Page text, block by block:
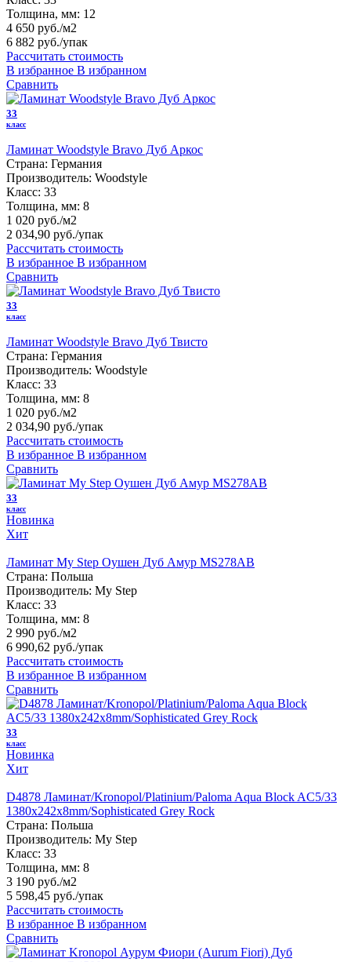
Толщина, мм: 12
4 650 руб./м2
6 882 руб./упак
Рассчитать стоимость
В избранное В избранном
Сравнить
33
класс
Ламинат Woodstyle Bravo Дуб Аркос
Страна: Германия
Производитель: Woodstyle
Класс: 33
Толщина, мм: 8
1 020 руб./м2
2 034,90 руб./упак
Рассчитать стоимость
В избранное В избранном
Сравнить
33
класс
Ламинат Woodstyle Bravo Дуб Твисто
Страна: Германия
Производитель: Woodstyle
Класс: 33
Толщина, мм: 8
1 020 руб./м2
2 034,90 руб./упак
Рассчитать стоимость
В избранное В избранном
Сравнить
33
класс
Новинка
Хит
Ламинат My Step Оушен Дуб Амур MS278AB
Страна: Польша
Производитель: My Step
Класс: 33
Толщина, мм: 8
2 990 руб./м2
6 990,62 руб./упак
Рассчитать стоимость
В избранное В избранном
Сравнить
33
класс
Новинка
Хит
D4878 Ламинат/Kronopol/Platinium/Paloma Aqua Block AC5/33
1380х242х8mm/Sophisticated Grey Rock
Страна: Польша
Производитель: My Step
Класс: 33
Толщина, мм: 8
3 190 руб./м2
5 598,45 руб./упак
Рассчитать стоимость
В избранное В избранном
Сравнить